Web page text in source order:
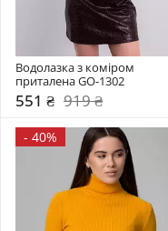
Водолазка з коміром
приталена GO-1302
551 ₴ 919 ₴
- 40%